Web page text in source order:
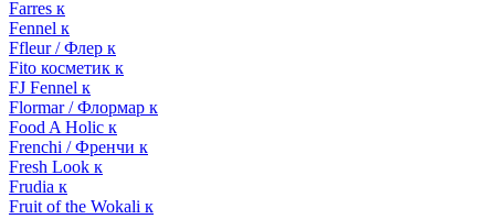
Farres к
Fennel к
Ffleur / Флер к
Fito косметик к
FJ Fennel к
Flormar / Флормар к
Food A Holic к
Frenchi / Френчи к
Fresh Look к
Frudia к
Fruit of the Wokali к